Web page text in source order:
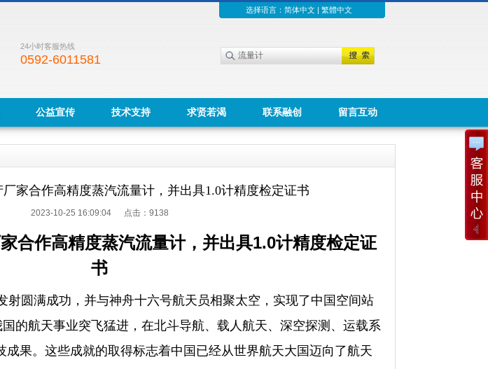
选择语言： 简体中文| 繁體中文
24小时客服热线
0592-6011581
公益宣传 技术支持 求贤若渴 联系融创 留言互动
家合作高精度蒸汽流量计，并出具1.0计精度检定证书
2023-10-25 16:09:04 点击： 9138
合作高精度蒸汽流量计，并出具1.0计精度检定证
书
射圆满成功，并与神舟十六号航天员相聚太空，实现了中国空间站
的航天事业突飞猛进，在北斗导航、载人航天、深空探测、运载系
果。这些成就的取得标志着中国已经从世界航天大国迈向了航天